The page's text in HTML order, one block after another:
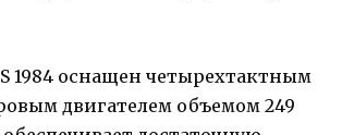
1984 оснащен четырехтактным
двигателем объемом 249